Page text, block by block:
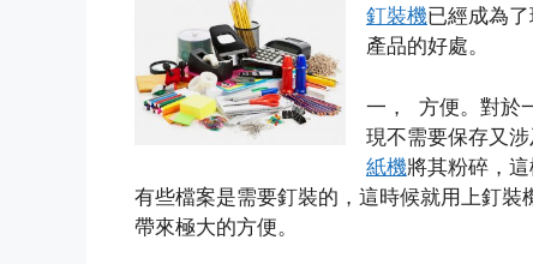
釘裝機已經成為
產品的好處。
一， 方便。對於
現不需要保存又
紙機將其粉碎，
有些檔案是需要釘裝的，這時候就用上釘
帶來極大的方便。